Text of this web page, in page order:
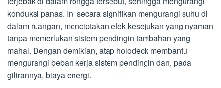
konduksi panas. Ini secara signifikan mengurangi suhu di
dalam ruangan, menciptakan efek kesejukan yang nyaman
tanpa memerlukan sistem pendingin tambahan yang
mahal. Dengan demikian, atap holodeck membantu
mengurangi beban kerja sistem pendingin dan, pada
gilirannya, biaya energi.